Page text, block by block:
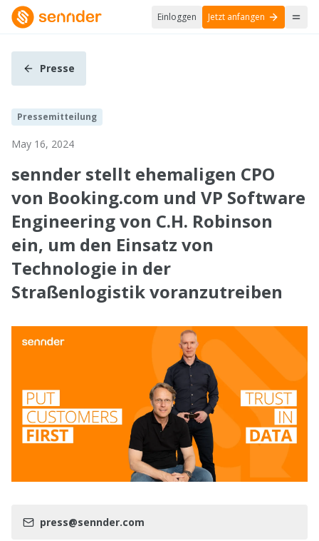
Einloggen Jetzt anfangen
Presse
Pressemitteilung
May 16, 2024
sennder stellt ehemaligen CPO
von Booking.com und VP Software
Engineering von C.H. Robinson
ein, um den Einsatz von
Technologie in der
Straßenlogistik voranzutreiben
press@sennder.com